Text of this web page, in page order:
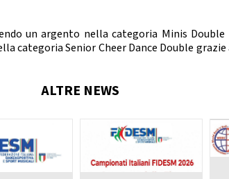
Hip Hop
Electric Boogie
Break Dance
Disco Dance
La Disciplina
un argento nella categoria Minis
categoria Senior Cheer Dance Double
ALTRE NEWS